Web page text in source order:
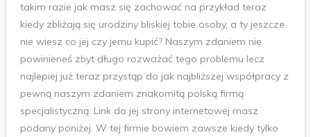
takim razie jak masz się zachować na przykład teraz
kiedy zbliżają się urodziny bliskiej tobie osoby, a ty jeszcze
nie wiesz co jej czy jemu kupić? Naszym zdaniem nie
powinieneś zbyt długo rozważać tego problemu lecz
najlepiej już teraz przystąp do jak najbliższej współpracy z
pewną naszym zdaniem znakomitą polską firmą
specjalistyczną. Link do jej strony internetowej masz
podany poniżej. W tej firmie bowiem zawsze kiedy tylko